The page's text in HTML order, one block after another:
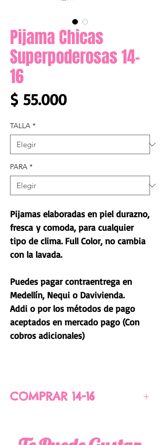
Pijama Chicas
Superpoderosas 14-
16
$ 55.000Precio
TALLA *
PARA *
Pijamas elaboradas en piel durazno,
fresca y comoda, para cualquier
tipo de clima. Full Color, no cambia
con la lavada.
Puedes pagar contraentrega en
Medellín, Nequi o Davivienda.
Addi o por los métodos de pago
aceptados en mercado pago (Con
cobros adicionales)
COMPRAR 14-16